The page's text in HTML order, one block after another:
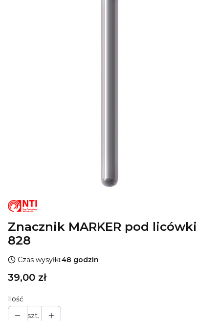
Znacznik MARKER pod licówki
828
Czas wysyłki:48 godzin
Cena
39,00 zł
Ilość
szt.